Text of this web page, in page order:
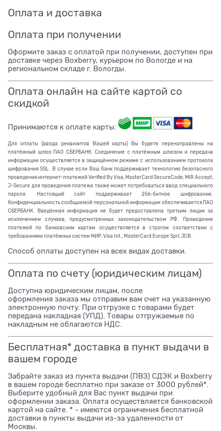
Оплата и доставка
Оплата при получении
Оформите заказ с оплатой при получении, доступен при
доставке через Boxberry, курьером по Вологде и на
региональном складе г. Вологды.
Оплата онлайн на сайте картой со
скидкой
Принимаются к оплате карты:
Для оплаты (ввода реквизитов Вашей карты) Вы будете перенаправлены на
платёжный шлюз ПАО СБЕРБАНК. Соединение с платёжным шлюзом и передача
информации осуществляется в защищённом режиме с использованием протокола
шифрования SSL. В случае если Ваш банк поддерживает технологию безопасного
проведения интернет-платежей Verified By Visa, MasterCard SecureCode, MIR Accept,
J-Secure для проведения платежа также может потребоваться ввод специального
пароля. Настоящий сайт поддерживает 256-битное шифрование.
Конфиденциальность сообщаемой персональной информации обеспечивается ПАО
СБЕРБАНК. Введённая информация не будет предоставлена третьим лицам за
исключением случаев, предусмотренных законодательством РФ. Проведение
платежей по банковским картам осуществляется в строгом соответствии с
требованиями платёжных систем МИР, Visa Int., MasterCard Europe Sprl, JCB.
Способ оплаты доступен на всех видах доставки.
Оплата по счету (юридическим лицам)
Доступна юридическим лицам, после
оформления заказа мы отправим вам счет на указанную
электронную почту. При отгрузке с товарами будет
передана накладная (УПД). Товары отгружаемые по
накладным не облагаются НДС.
Бесплатная* доставка в пункт выдачи в
вашем городе
Забрайте заказ из пункта выдачи (ПВЗ) СДЭК и Boxberry
в вашем городе бесплатно при заказе от 3000 рублей*.
Выберите удобный для Вас пункт выдачи при
оформлении заказа. Оплата осуществляется банковской
картой на сайте. * - имеются ограничения бесплатной
доставки в пункты выдачи из-за удаленности от
Москвы.